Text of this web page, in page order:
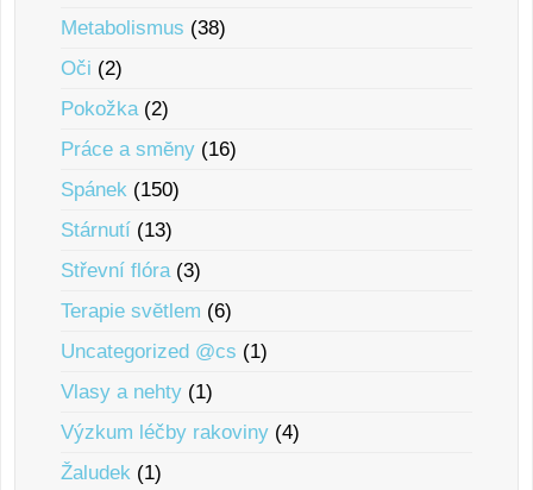
Metabolismus (38)
Oči (2)
Pokožka (2)
Práce a smĕny (16)
Spánek (150)
Stárnutí (13)
Střevní flóra (3)
Terapie svĕtlem (6)
Uncategorized @cs (1)
Vlasy a nehty (1)
Výzkum léčby rakoviny (4)
Žaludek (1)